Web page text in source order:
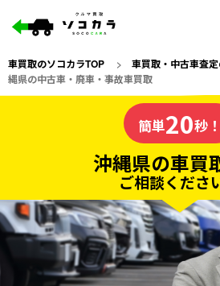
車買取のソコカラTOP > 車買取・中古車査
縄県の中古車・廃車・事故車買取
の車買取なら
ソコカラの
簡単20秒！
沖縄県の車買
ご相談くださ
20秒で入力